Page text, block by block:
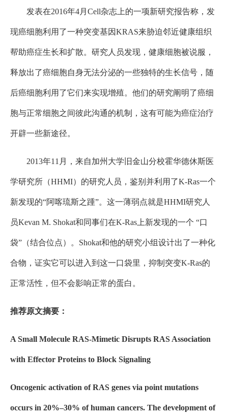
发表在2016年4月Cell杂志上的一项新研究报告称，发
现癌细胞利用了一种突变基因KRAS来胁迫邻近健康组织
帮助癌症生长和扩散。研究人员发现，健康细胞被说服，
释放出了癌细胞自身无法分泌的一些独特的生长信号，随
后癌细胞利用了它们来实现增殖。他们的研究阐明了癌细
胞与正常细胞之间彼此沟通的机制，这有可能为癌症治疗
开辟一些新途径。
2013年11月，来自加州大学旧金山分校霍华德休斯医
学研究所（HHMI）的研究人员，鉴别并利用了K-Ras一个
新发现的“阿喀琉斯之踵”。这一薄弱点就是HHMI研究人
员Kevan M. Shokat和同事们在K-Ras上新发现的一个 “口
袋”（结合位点）。Shokat和他的研究小组设计出了一种化
合物，证实它可以进入到这一口袋里，抑制突变K-Ras的
正常活性，但不会影响正常的蛋白。
推荐原文摘要：
A Small Molecule RAS-Mimetic Disrupts RAS Association
with Effector Proteins to Block Signaling
Oncogenic activation of RAS genes via point mutations
occurs in 20%–30% of human cancers. The development of